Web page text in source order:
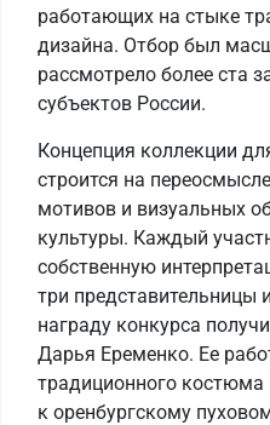
работающих на стыке
дизайна. Отбор был
рассмотрело более ста
субъектов России.
Концепция коллекции
строится на
мотивов и визуальных
культуры. Каждый
собственную
три представительницы
награду конкурса
Дарья Еременко. Ее
традиционного
к оренбургскому